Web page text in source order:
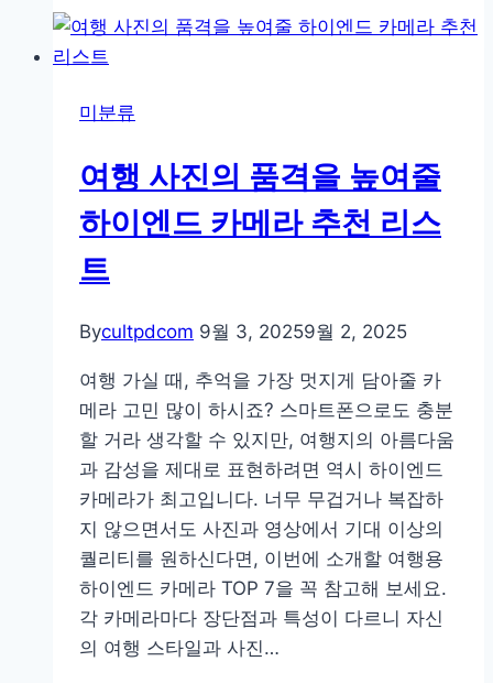
미
프
레
임
롭
디
완
벽
비
교
미분류
여행 사진의 품격을 높여줄
하이엔드 카메라 추천 리스
트
Bycultpdcom 9월 3, 20259월 2, 2025
여행 가실 때, 추억을 가장 멋지게 담아줄 카
메라 고민 많이 하시죠? 스마트폰으로도 충분
할 거라 생각할 수 있지만, 여행지의 아름다움
과 감성을 제대로 표현하려면 역시 하이엔드
카메라가 최고입니다. 너무 무겁거나 복잡하
지 않으면서도 사진과 영상에서 기대 이상의
퀄리티를 원하신다면, 이번에 소개할 여행용
하이엔드 카메라 TOP 7을 꼭 참고해 보세요.
각 카메라마다 장단점과 특성이 다르니 자신
의 여행 스타일과 사진…